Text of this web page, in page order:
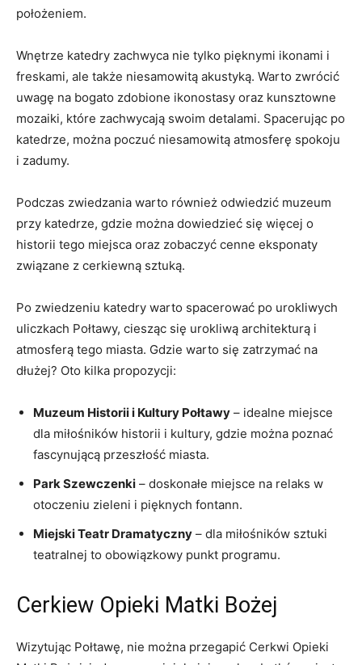
położeniem.
Wnętrze‍ katedry⁣ zachwyca ⁤nie tylko pięknymi ikonami ​i
freskami, ⁤ale także niesamowitą ‌akustyką. Warto zwrócić
uwagę na⁣ bogato ⁣zdobione ‍ikonostasy oraz kunsztowne
mozaiki, które zachwycają swoim ‍detalami. ⁣Spacerując po‍
katedrze, można ⁤poczuć niesamowitą atmosferę spokoju
i zadumy.
Podczas‌ zwiedzania ⁢warto również odwiedzić ⁤muzeum
przy katedrze,‍ gdzie można ‌dowiedzieć się więcej ‍o
historii tego miejsca oraz zobaczyć ⁤cenne ⁣eksponaty
związane z cerkiewną sztuką.
Po zwiedzeniu katedry warto ⁢spacerować po urokliwych
uliczkach Połtawy, ​ciesząc się ‍urokliwą architekturą i
atmosferą tego ‌miasta. Gdzie ⁤warto​ się zatrzymać na
dłużej?‌ Oto ⁣kilka propozycji:
Muzeum ⁢Historii ⁣i Kultury Połtawy – idealne miejsce ​
dla miłośników ⁣historii i kultury, gdzie można poznać
fascynującą przeszłość miasta.
Park Szewczenki – doskonałe miejsce na relaks w
otoczeniu zieleni⁤ i pięknych⁣ fontann.
Miejski Teatr Dramatyczny – dla miłośników​ sztuki ​
teatralnej to obowiązkowy punkt programu.
Cerkiew Opieki Matki Bożej
Wizytując Połtawę, nie⁢ można⁢ przegapić Cerkwi Opieki⁣